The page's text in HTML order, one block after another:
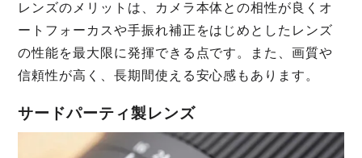
レンズのメリットは、カメラ本体との相性が良くオ
ートフォーカスや手振れ補正をはじめとしたレンズ
の性能を最大限に発揮できる点です。また、画質や
信頼性が高く、長期間使える安心感もあります。
サードパーティ製レンズ